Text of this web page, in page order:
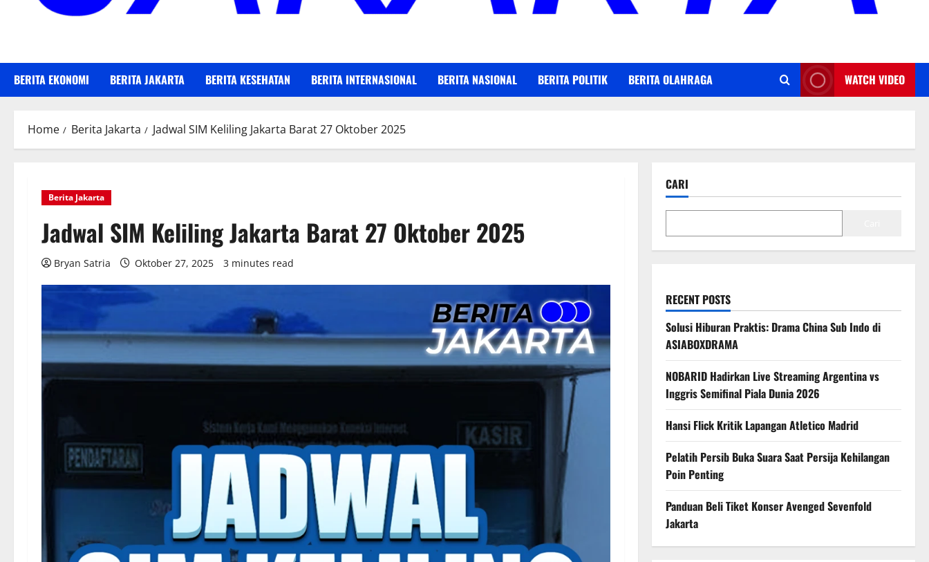
BERITA EKONOMI BERITA JAKARTA BERITA KESEHATAN BERITA INTERNASIONAL BERITA NASIONAL BERITA POLITIK BERITA OLAHRAGA WATCH VIDEO
Home Berita Jakarta Jadwal SIM Keliling Jakarta Barat 27 Oktober 2025
Berita Jakarta
Jadwal SIM Keliling Jakarta Barat 27 Oktober 2025
Bryan Satria Oktober 27, 2025 3 minutes read
CARI
RECENT POSTS
Solusi Hiburan Praktis: Drama China Sub Indo di
ASIABOXDRAMA
NOBARID Hadirkan Live Streaming Argentina vs
Inggris Semifinal Piala Dunia 2026
Hansi Flick Kritik Lapangan Atletico Madrid
Pelatih Persib Buka Suara Saat Persija Kehilangan
Poin Penting
Panduan Beli Tiket Konser Avenged Sevenfold
Jakarta